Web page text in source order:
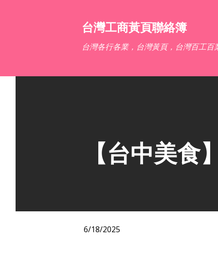
台灣工商黃頁聯絡簿
台灣各行各業，台灣黃頁，台灣百工百
【台中美食
6/18/2025